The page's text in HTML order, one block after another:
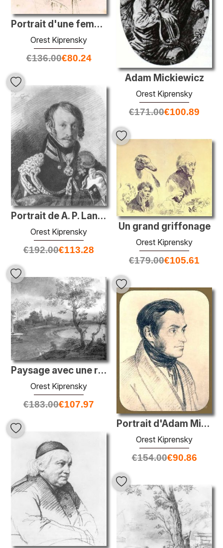
Portrait d'une femme inconnue dans un turban
Orest Kiprensky
€136.00€80.24
Adam Mickiewicz
Orest Kiprensky
€171.00€100.89
Portrait de A. P. Lansky
Orest Kiprensky
€192.00€113.28
Un grand griffonage
Orest Kiprensky
€179.00€105.61
Paysage avec une rivière par une nuit au clair de lune
Orest Kiprensky
€183.00€107.97
Portrait d'Adam Mickiewicz
Orest Kiprensky
€154.00€90.86